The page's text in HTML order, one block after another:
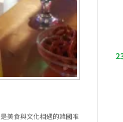
美食與文化相遇的韓國唯